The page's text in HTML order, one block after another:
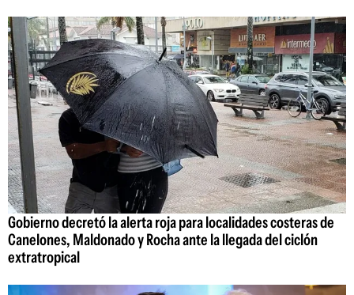
Gobierno decretó la alerta roja para localidades costeras de
Canelones, Maldonado y Rocha ante la llegada del ciclón
extratropical